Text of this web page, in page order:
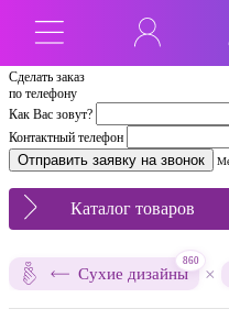
Сделать заказ
по телефону
Как Вас зовут?
Контактный телефон
Каталог товаров
Сухие дизайны
860
×